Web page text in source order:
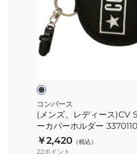
ィ
ー
ス)CV
パ
タ
ー
バ
コンバース
(メンズ、レディース)CV
ーカバーホルダー
￥2,420 （税込）
22ポイント
ベ